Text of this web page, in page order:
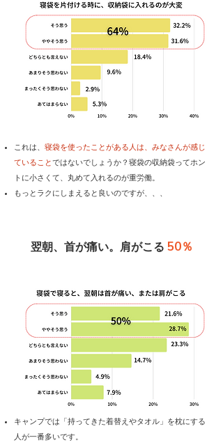
これは、 寝袋を使ったことがある人は、みなさんが感じ
ていることではないでしょうか？寝袋の収納袋ってホン
トに小さくて、丸めて入れるのが重労働。
もっとラクにしまえると良いのですが、、、
翌朝、首が痛い。肩がこる 50％
キャンプでは「持ってきた着替えやタオル」を枕にする
人が一番多いです。